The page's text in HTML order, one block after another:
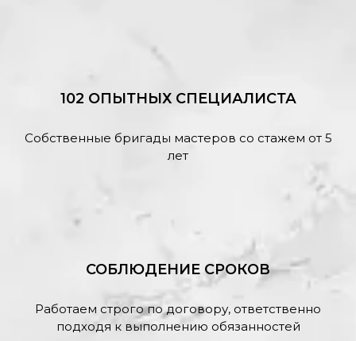
102 ОПЫТНЫХ СПЕЦИАЛИСТА
Собственные бригады мастеров со стажем от 5
лет
СОБЛЮДЕНИЕ СРОКОВ
Работаем строго по договору, ответственно
подходя к выполнению обязанностей